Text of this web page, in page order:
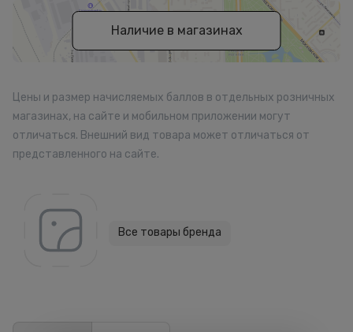
Наличие в магазинах
Цены и размер начисляемых баллов в отдельных розничных
магазинах, на сайте и мобильном приложении могут
отличаться. Внешний вид товара может отличаться от
представленного на сайте.
Все товары бренда